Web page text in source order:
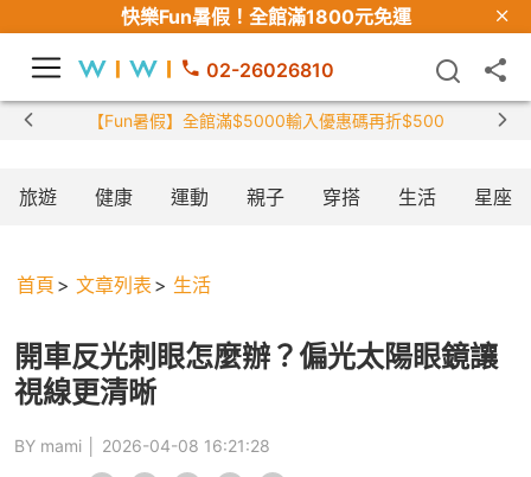
快樂Fun暑假！ 全館滿1800元免運
02-26026810
【限時組合】買2件涼感衣享兒童半價
旅遊 健康 運動 親子 穿搭 生活 星座
首頁 文章列表 生活
開車反光刺眼怎麼辦？偏光太陽眼鏡讓
視線更清晰
BY mami │ 2026-04-08 16:21:28